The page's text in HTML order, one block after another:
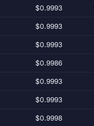
$0.9993
$0.9993
$0.9993
$0.9986
$0.9993
$0.9993
$0.9998